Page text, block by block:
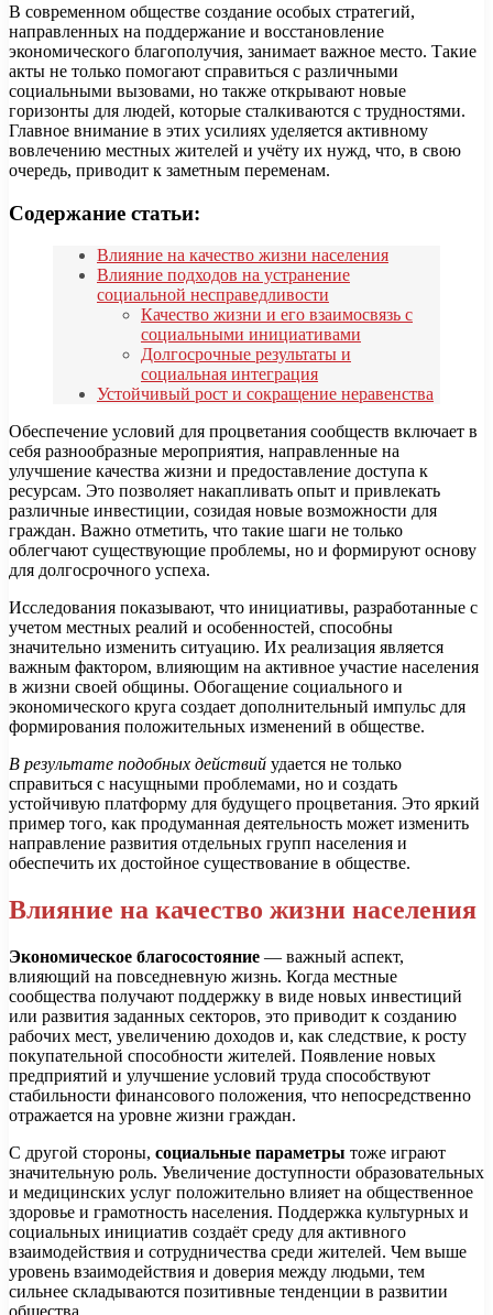
В современном обществе создание особых стратегий,
направленных на поддержание и восстановление
экономического благополучия, занимает важное место. Такие
акты не только помогают справиться с различными
социальными вызовами, но также открывают новые
горизонты для людей, которые сталкиваются с трудностями.
Главное внимание в этих усилиях уделяется активному
вовлечению местных жителей и учёту их нужд, что, в свою
очередь, приводит к заметным переменам.
Содержание статьи:
Влияние на качество жизни населения
Влияние подходов на устранение
социальной несправедливости
Качество жизни и его взаимосвязь с
социальными инициативами
Долгосрочные результаты и
социальная интеграция
Устойчивый рост и сокращение неравенства
Обеспечение условий для процветания сообществ включает в
себя разнообразные мероприятия, направленные на
улучшение качества жизни и предоставление доступа к
ресурсам. Это позволяет накапливать опыт и привлекать
различные инвестиции, созидая новые возможности для
граждан. Важно отметить, что такие шаги не только
облегчают существующие проблемы, но и формируют основу
для долгосрочного успеха.
Исследования показывают, что инициативы, разработанные с
учетом местных реалий и особенностей, способны
значительно изменить ситуацию. Их реализация является
важным фактором, влияющим на активное участие населения
в жизни своей общины. Обогащение социального и
экономического круга создает дополнительный импульс для
формирования положительных изменений в обществе.
В результате подобных действий удается не только
справиться с насущными проблемами, но и создать
устойчивую платформу для будущего процветания. Это яркий
пример того, как продуманная деятельность может изменить
направление развития отдельных групп населения и
обеспечить их достойное существование в обществе.
Влияние на качество жизни населения
Экономическое благосостояние — важный аспект,
влияющий на повседневную жизнь. Когда местные
сообщества получают поддержку в виде новых инвестиций
или развития заданных секторов, это приводит к созданию
рабочих мест, увеличению доходов и, как следствие, к росту
покупательной способности жителей. Появление новых
предприятий и улучшение условий труда способствуют
стабильности финансового положения, что непосредственно
отражается на уровне жизни граждан.
С другой стороны, социальные параметры тоже играют
значительную роль. Увеличение доступности образовательных
и медицинских услуг положительно влияет на общественное
здоровье и грамотность населения. Поддержка культурных и
социальных инициатив создаёт среду для активного
взаимодействия и сотрудничества среди жителей. Чем выше
уровень взаимодействия и доверия между людьми, тем
сильнее складываются позитивные тенденции в развитии